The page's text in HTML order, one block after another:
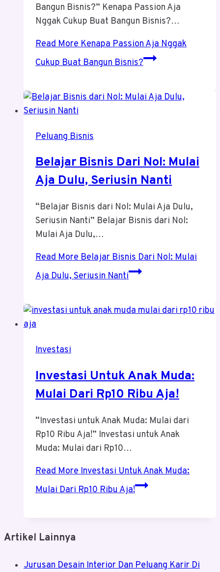
Bangun Bisnis?” Kenapa Passion Aja
Nggak Cukup Buat Bangun Bisnis?…
Read More Kenapa Passion Aja Nggak
Cukup Buat Bangun Bisnis?
Peluang Bisnis
Belajar Bisnis Dari Nol: Mulai
Aja Dulu, Seriusin Nanti
“Belajar Bisnis dari Nol: Mulai Aja Dulu,
Seriusin Nanti” Belajar Bisnis dari Nol:
Mulai Aja Dulu,…
Read MoreBelajar Bisnis Dari Nol: Mulai
Aja Dulu, Seriusin Nanti
Investasi
Investasi Untuk Anak Muda:
Mulai Dari Rp10 Ribu Aja!
“Investasi untuk Anak Muda: Mulai dari
Rp10 Ribu Aja!” Investasi untuk Anak
Muda: Mulai dari Rp10…
Read More Investasi Untuk Anak Muda:
Mulai Dari Rp10 Ribu Aja!
Artikel Lainnya
Jurusan Desain Interior Dan Peluang Karir Di